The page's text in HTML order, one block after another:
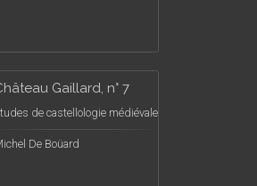
Gaillard, n° 7
de castellologie médiévale
De Boüard